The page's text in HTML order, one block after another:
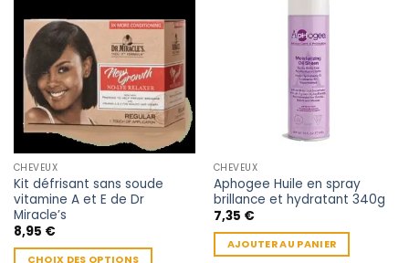
CHEVEUX
Kit défrisant sans soude
vitamine A et E de Dr
Miracle’s
8,95 €
CHOIX DES OPTIONS
CHEVEUX
Aphogee Huile en spray
brillance et hydratant 340g
7,35 €
AJOUTER AU PANIER